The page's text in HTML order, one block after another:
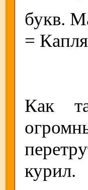
букв.
=
Как
курил.